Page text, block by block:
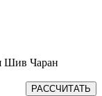
Шив Чаран
РАССЧИТАТЬ